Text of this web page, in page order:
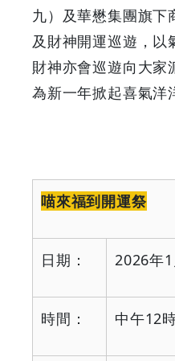
九）及華懋集團旗下
及財神開運巡遊，以
財神亦會巡遊向大家
為新一年掀起喜氣洋
喵來福到開運祭
日期： 2026年1
時間： 中午12